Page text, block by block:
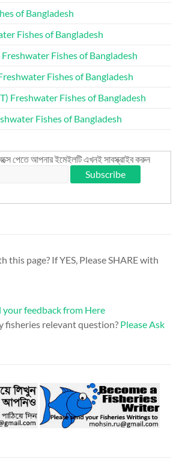
of Bangladesh
Fishes of Bangladesh
Fishes of Bangladesh
Fishes of Bangladesh
Freshwater Fishes of Bangladesh
Fishes of Bangladesh
পেতে আপনার ইমেইলটি এখনই সাবস্ক্রাইব করুন
this page? If YES, Please SHARE with
your feedback from Here
fisheries relevant question? Please Ask